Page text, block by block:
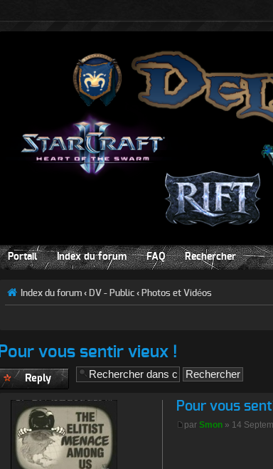
Portail Index du forum FAQ Rechercher
Index du forum ‹ DV - Public ‹ Photos et Vidéos
Pour vous sentir vieux !
Publier une
réponse
Pour vous
par Smon» 14